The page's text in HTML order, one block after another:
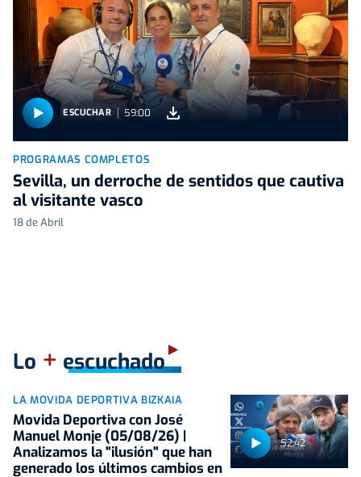
ESCUCHAR 59:00
PROGRAMAS COMPLETOS
Sevilla, un derroche de sentidos que cautiva
al visitante vasco
18 de Abril
Lo + escuchado
52:42
LA MOVIDA DEPORTIVA BIZKAIA
Movida Deportiva con José
Manuel Monje (05/08/26) |
Analizamos la "ilusión" que han
generado los últimos cambios en